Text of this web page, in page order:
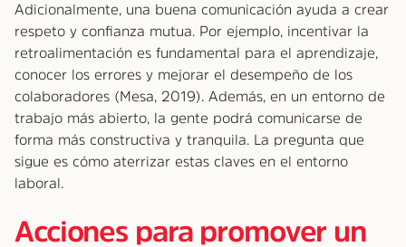
Adicionalmente, una buena comunicación ayuda a crear
respeto y confianza mutua. Por ejemplo, incentivar la
retroalimentación es fundamental para el aprendizaje,
conocer los errores y mejorar el desempeño de los
colaboradores (Mesa, 2019). Además, en un entorno de
trabajo más abierto, la gente podrá comunicarse de
forma más constructiva y tranquila. La pregunta que
sigue es cómo aterrizar estas claves en el entorno
laboral.
Acciones para promover un